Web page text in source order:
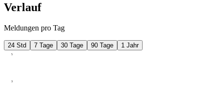
Verlauf
Meldungen pro Tag
24 Std 7 Tage 30 Tage 90 Tage 1 Jahr
3
5